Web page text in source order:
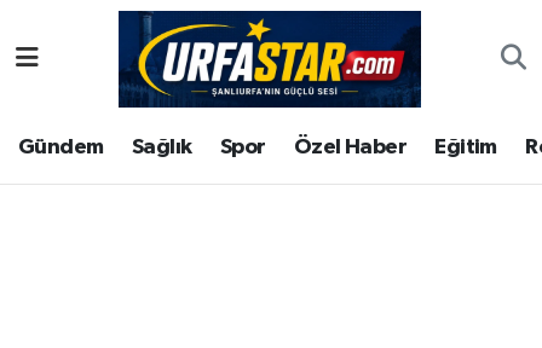
Gündem Sağlık Spor Özel Haber Eğitim
ASAYİS
ÇEVRE
Şanlıurfa Nöbetçi Eczaneler
Şanlıurfa Hava Durumu